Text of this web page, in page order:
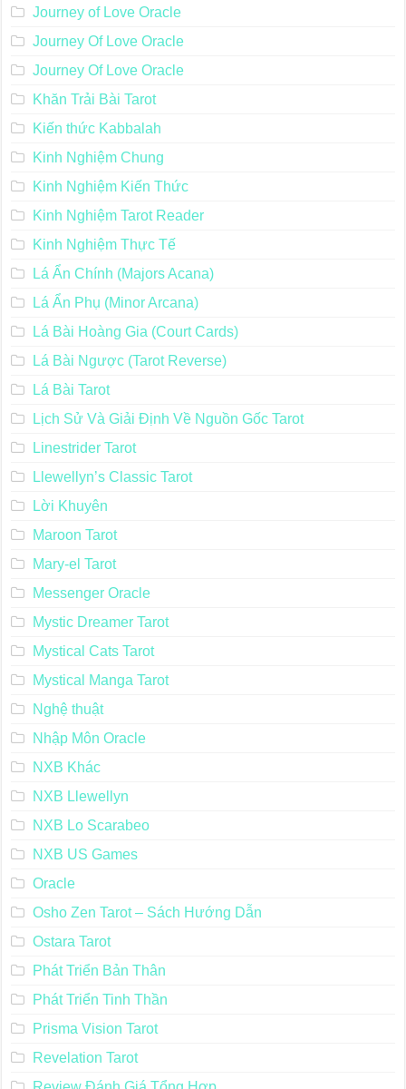
Journey of Love Oracle
Journey Of Love Oracle
Journey Of Love Oracle
Khăn Trải Bài Tarot
Kiến thức Kabbalah
Kinh Nghiệm Chung
Kinh Nghiệm Kiến Thức
Kinh Nghiệm Tarot Reader
Kinh Nghiệm Thực Tế
Lá Ẩn Chính (Majors Acana)
Lá Ẩn Phụ (Minor Arcana)
Lá Bài Hoàng Gia (Court Cards)
Lá Bài Ngược (Tarot Reverse)
Lá Bài Tarot
Lịch Sử Và Giải Định Về Nguồn Gốc Tarot
Linestrider Tarot
Llewellyn’s Classic Tarot
Lời Khuyên
Maroon Tarot
Mary-el Tarot
Messenger Oracle
Mystic Dreamer Tarot
Mystical Cats Tarot
Mystical Manga Tarot
Nghệ thuật
Nhập Môn Oracle
NXB Khác
NXB Llewellyn
NXB Lo Scarabeo
NXB US Games
Oracle
Osho Zen Tarot – Sách Hướng Dẫn
Ostara Tarot
Phát Triển Bản Thân
Phát Triển Tinh Thần
Prisma Vision Tarot
Revelation Tarot